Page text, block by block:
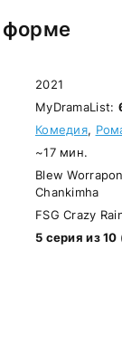
форме
2021
MyDramaList:
Комедия,
~17 мин.
Blew
Chankimha
FSG Crazy
5 серия из 10